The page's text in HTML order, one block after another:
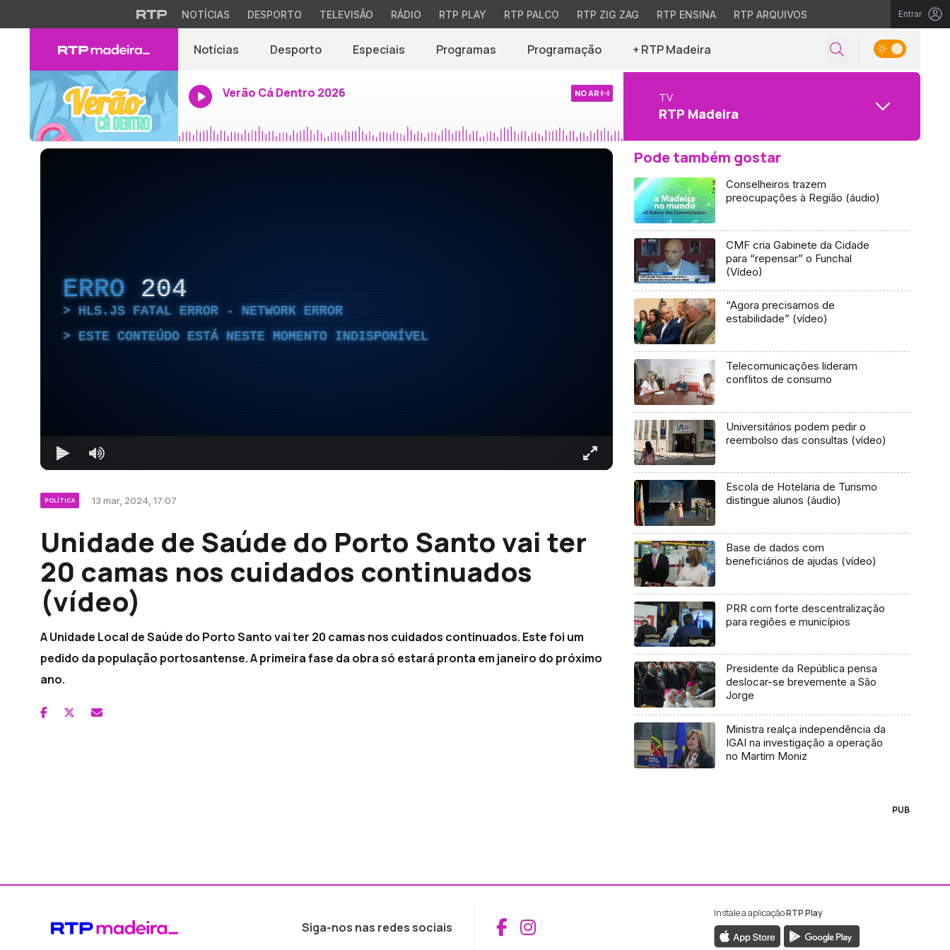
NOTÍCIAS DESPORTO TELEVISÃO RÁDIO RTP PLAY RTP PALCO RTP ZIG ZAG RTP ENSINA RTP ARQUIVOS Entrar
Notícias Desporto Especiais Programas Programação + RTP Madeira
Verão Cá Dentro 2026 NO AR TV
RTP Madeira
ERRO 204
HLS.JS FATAL ERROR - NETWORK ERROR
ESTE CONTEÚDO ESTÁ NESTE MOMENTO INDISPONÍVEL
POLÍTICA 13 mar, 2024, 17:07
Unidade de Saúde do Porto Santo vai ter
20 camas nos cuidados continuados
(vídeo)
A Unidade Local de Saúde do Porto Santo vai ter 20 camas nos cuidados continuados. Este foi um
pedido da população portosantense. A primeira fase da obra só estará pronta em janeiro do próximo
ano.
Pode também gostar
Conselheiros trazem
preocupações à Região (áudio)
CMF cria Gabinete da Cidade
para “repensar” o Funchal
(Vídeo)
“Agora precisamos de
estabilidade” (vídeo)
Telecomunicações lideram
conflitos de consumo
Universitários podem pedir o
reembolso das consultas (vídeo)
Escola de Hotelaria de Turismo
distingue alunos (áudio)
Base de dados com
beneficiários de ajudas (vídeo)
PRR com forte descentralização
para regiões e municípios
Presidente da República pensa
deslocar-se brevemente a São
Jorge
Ministra realça independência da
IGAI na investigação a operação
no Martim Moniz
PUB
Siga-nos nas redes sociais Aceder ao Facebook da RTP Madeira
Aceder ao Instagram da RTP Madeira
Instale a aplicaçãoRTP Play